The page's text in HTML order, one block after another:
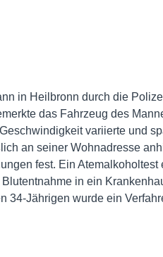
in Heilbronn durch die
das Fahrzeug des
variierte und
an seiner Wohnadresse
fest. Ein Atemalkoholtest
in ein
34-Jährigen wurde ein